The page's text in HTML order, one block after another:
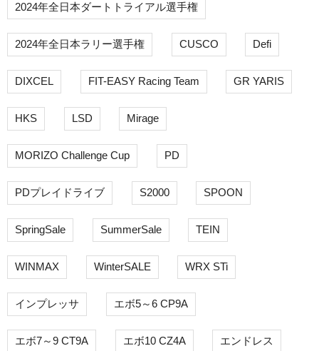
2024年全日本ダートトライアル選手権
2024年全日本ラリー選手権 CUSCO Defi
DIXCEL FIT-EASY Racing Team GR YARIS
HKS LSD Mirage
MORIZO Challenge Cup PD
PDプレイドライブ S2000 SPOON
SpringSale SummerSale TEIN
WINMAX WinterSALE WRX STi
インプレッサ エボ5～6 CP9A
エボ7～9 CT9A エボ10 CZ4A エンドレス